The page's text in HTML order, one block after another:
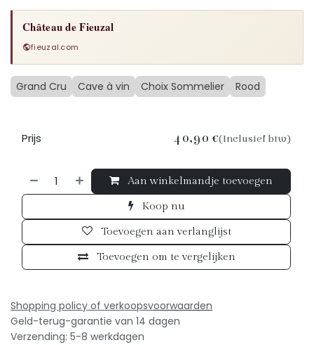
Château de Fieuzal
fieuzal.com
Grand Cru Cave à vin Choix Sommelier Rood
Aan winkelmandje toevoegen
Koop nu
Toevoegen om te vergelijken
Toevoegen aan verlanglijst
Prijs 40,90 €(Inclusief btw)
Shopping policy of verkoopsvoorwaarden
Geld-terug-garantie van 14 dagen
Verzending: 5-8 werkdagen